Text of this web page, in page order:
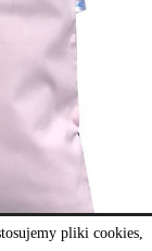
pliki cookies,